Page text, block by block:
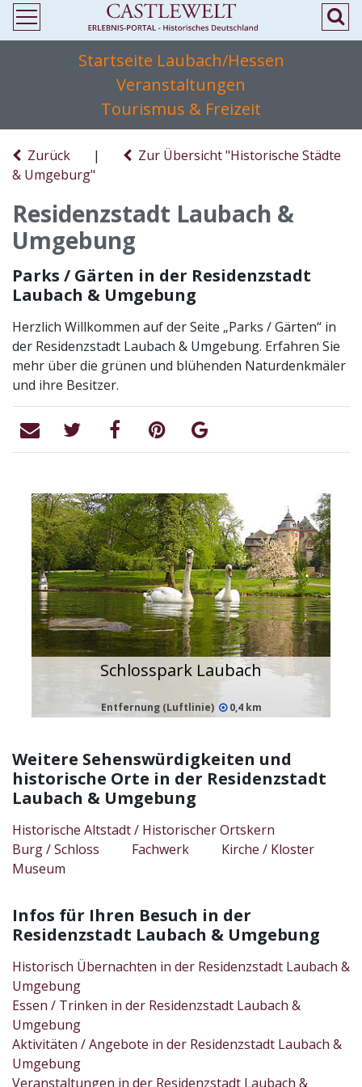
Startseite Laubach/Hessen
Veranstaltungen
Tourismus & Freizeit
Zurück |
Zur Übersicht "Historische Städte
& Umgeburg"
Residenzstadt Laubach &
Umgebung
Parks / Gärten in der Residenzstadt
Laubach & Umgebung
Herzlich Willkommen auf der Seite „Parks / Gärten“ in
der Residenzstadt Laubach & Umgebung. Erfahren Sie
mehr über die grünen und blühenden Naturdenkmäler
und ihre Besitzer.
Schlosspark Laubach
Entfernung (Luftlinie) 0,4 km
Weitere Sehenswürdigkeiten und
historische Orte in der Residenzstadt
Laubach & Umgebung
Historische Altstadt / Historischer Ortskern
Burg / Schloss
Fachwerk
Kirche / Kloster
Museum
Infos für Ihren Besuch in der
Residenzstadt Laubach & Umgebung
Historisch Übernachten in der Residenzstadt Laubach &
Umgebung
Essen / Trinken in der Residenzstadt Laubach &
Umgebung
Aktivitäten / Angebote in der Residenzstadt Laubach &
Umgebung
Veranstaltungen in der Residenzstadt Laubach &